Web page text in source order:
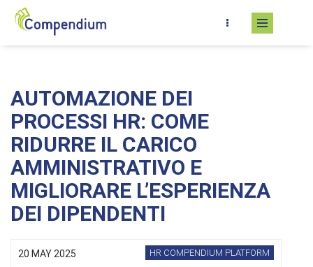
Skip to main content
AUTOMAZIONE DEI
PROCESSI HR: COME
RIDURRE IL CARICO
AMMINISTRATIVO E
MIGLIORARE L’ESPERIENZA
DEI DIPENDENTI
20 MAY 2025 HR COMPENDIUM PLATFORM